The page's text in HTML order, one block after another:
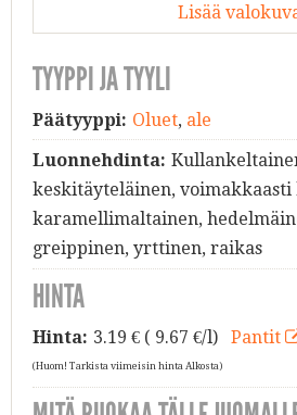
Lisää
TYYPPI JA TYYLI
Päätyyppi: Oluet, ale
Luonnehdinta:
keskitäyteläinen,
karamellimaltainen,
greippinen, yrttinen, raikas
HINTA
Hinta: 3.19 € ( 9.67 €/l) Pantit
(Huom! Tarkista viimeisin hinta Alkosta)